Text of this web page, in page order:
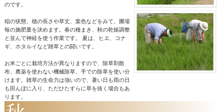
のです。
稲の状態、穂の長さや草丈、葉色などをみて、圃場
毎の施肥量を決めます。春の種まき、秋の乾燥調整
と並んで神経を使う作業です。 夏は、ヒエ、コナ
ギ、ホタルイなど雑草との闘いです。
お米ごとに栽培方法が異なりますので、除草剤散
布、農薬を使わない機械除草、手での除草を使い分
けます。雑草の生命力は強いので、暑い日も雨の日
も田んぼに入り、ただひたすらに草を抜く場合もあ
ります。